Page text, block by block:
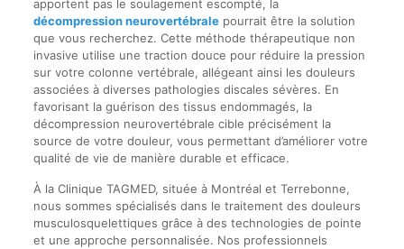
apportent pas le soulagement escompté, la
décompression neurovertébralepourrait être la solution
que vous recherchez. Cette méthode thérapeutique non
invasive utilise une traction douce pour réduire la pression
sur votre colonne vertébrale, allégeant ainsi les douleurs
associées à diverses pathologies discales sévères. En
favorisant la guérison des tissus endommagés, la
décompression neurovertébrale cible précisément la
source de votre douleur, vous permettant d’améliorer votre
qualité de vie de manière durable et efficace.
À la Clinique TAGMED, située à Montréal et Terrebonne,
nous sommes spécialisés dans le traitement des douleurs
musculosquelettiques grâce à des technologies de pointe
et une approche personnalisée. Nos professionnels